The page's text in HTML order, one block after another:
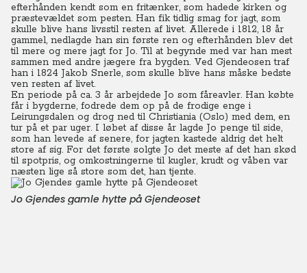
efterhånden kendt som en fritænker, som hadede kirken og
præstevældet som pesten. Han fik tidlig smag for jagt, som
skulle blive hans livsstil resten af livet. Allerede i 1812, 18 år
gammel, nedlagde han sin første ren og efterhånden blev det
til mere og mere jagt for Jo. Til at begynde med var han mest
sammen med andre jægere fra bygden. Ved Gjendeosen traf
han i 1824 Jakob Snerle, som skulle blive hans måske bedste
ven resten af livet.
En periode på ca. 3 år arbejdede Jo som fåreavler. Han købte
får i bygderne, fodrede dem op på de frodige enge i
Leirungsdalen og drog ned til Christiania (Oslo) med dem, en
tur på et par uger. I løbet af disse år lagde Jo penge til side,
som han levede af senere, for jagten kastede aldrig det helt
store af sig. For det første solgte Jo det meste af det han skød
til spotpris, og omkostningerne til kugler, krudt og våben var
næsten lige så store som det, han tjente.
Jo Gjendes gamle hytte på Gjendeoset